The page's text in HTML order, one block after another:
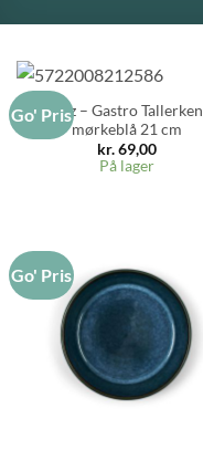
Go' PrisBitz – Gastro Tallerken
mørkeblå 21 cm
kr.69,00
På lager
Go' Pris